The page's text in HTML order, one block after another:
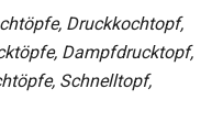
Druckkochtopf,
Dampfdrucktopf,
Schnelltopf,